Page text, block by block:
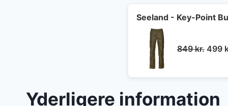
Seeland - Key-Point
849kr. Den
849
499
Yderligere information